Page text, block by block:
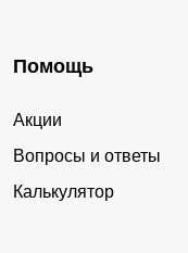
Помощь
Акции
Вопросы и ответы
Калькулятор